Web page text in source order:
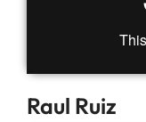
Raul Ruiz